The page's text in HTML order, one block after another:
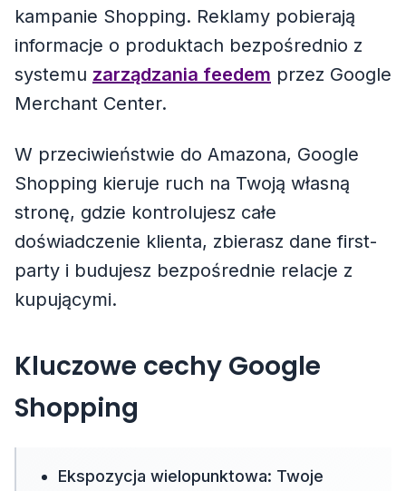
kampanie Shopping. Reklamy pobierają
informacje o produktach bezpośrednio z
systemu zarządzania feedem przez Google
Merchant Center.
W przeciwieństwie do Amazona, Google
Shopping kieruje ruch na Twoją własną
stronę, gdzie kontrolujesz całe
doświadczenie klienta, zbierasz dane first-
party i budujesz bezpośrednie relacje z
kupującymi.
Kluczowe cechy Google
Shopping
Ekspozycja wielopunktowa: Twoje